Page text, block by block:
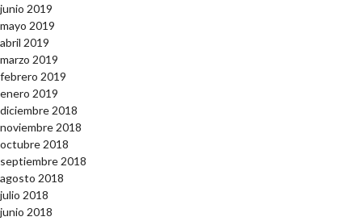
junio 2019
mayo 2019
abril 2019
marzo 2019
febrero 2019
enero 2019
diciembre 2018
noviembre 2018
octubre 2018
septiembre 2018
agosto 2018
julio 2018
junio 2018